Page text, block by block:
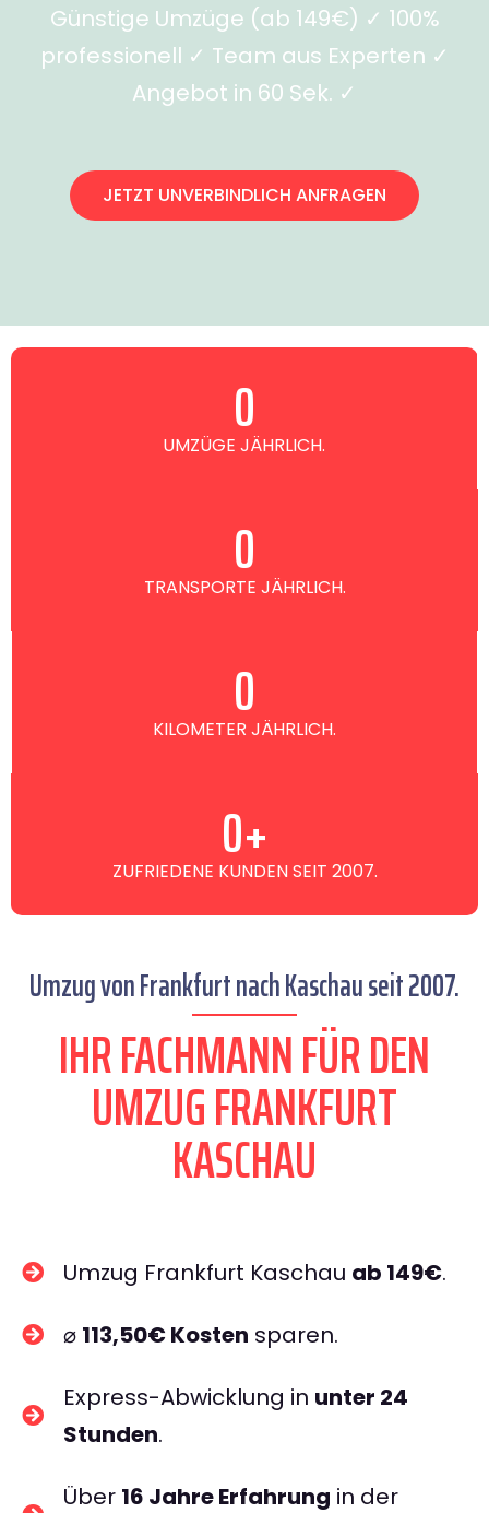
Günstige Umzüge (ab 149€) ✓ 100%
professionell ✓ Team aus Experten ✓
Angebot in 60 Sek. ✓
JETZT UNVERBINDLICH ANFRAGEN
UMZÜGE JÄHRLICH.
0
TRANSPORTE JÄHRLICH.
0
KILOMETER JÄHRLICH.
0
ZUFRIEDENE KUNDEN SEIT 2007.
0+
Umzug von Frankfurt nach Kaschau seit 2007.
IHR FACHMANN FÜR DEN
UMZUG FRANKFURT
KASCHAU
Umzug Frankfurt Kaschau ab 149€.
⌀ 113,50€ Kosten sparen.
Express-Abwicklung in unter 24
Stunden.
Über 16 Jahre Erfahrung in der